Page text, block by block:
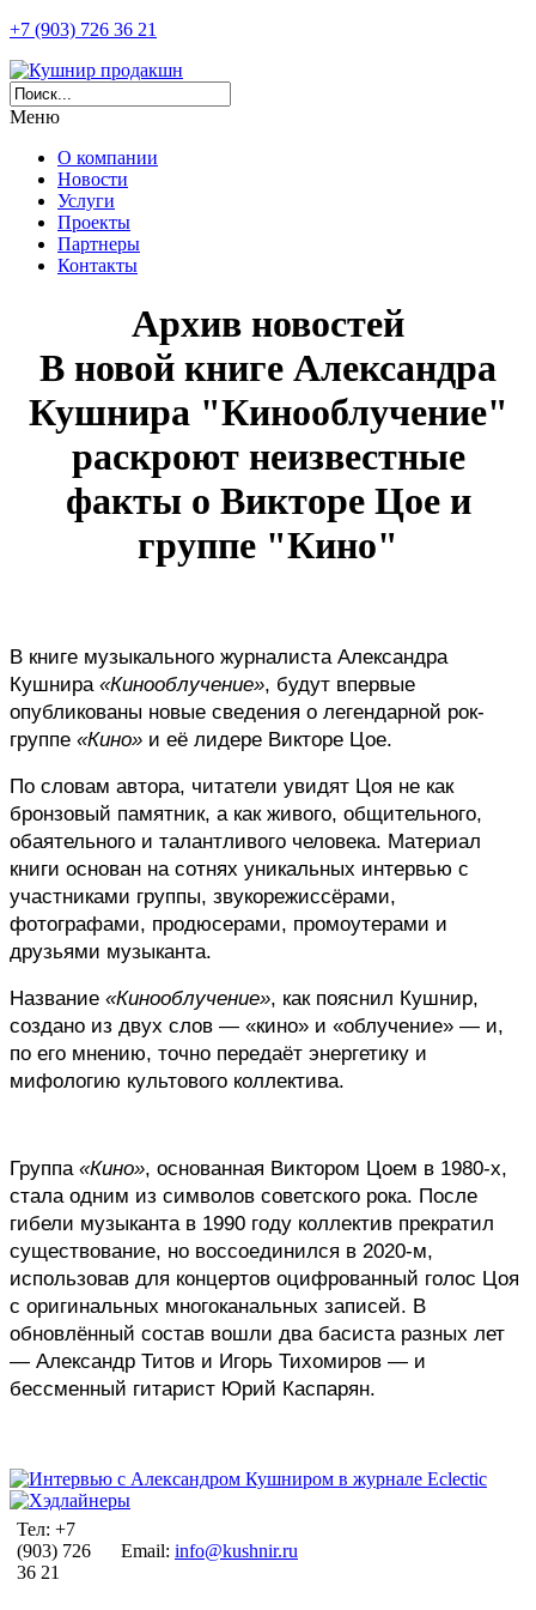
+7 (903) 726 36 21
Меню
О компании
Новости
Услуги
Проекты
Партнеры
Контакты
Архив новостей
В новой книге Александра
Кушнира "Кинооблучение"
раскроют неизвестные
факты о Викторе Цое и
группе "Кино"
В книге музыкального журналиста Александра
Кушнира «Кинооблучение», будут впервые
опубликованы новые сведения о легендарной рок-
группе «Кино» и её лидере Викторе Цое.
По словам автора, читатели увидят Цоя не как
бронзовый памятник, а как живого, общительного,
обаятельного и талантливого человека. Материал
книги основан на сотнях уникальных интервью с
участниками группы, звукорежиссёрами,
фотографами, продюсерами, промоутерами и
друзьями музыканта.
Название «Кинооблучение», как пояснил Кушнир,
создано из двух слов — «кино» и «облучение» — и,
по его мнению, точно передаёт энергетику и
мифологию культового коллектива.
Группа «Кино», основанная Виктором Цоем в 1980-х,
стала одним из символов советского рока. После
гибели музыканта в 1990 году коллектив прекратил
существование, но воссоединился в 2020-м,
использовав для концертов оцифрованный голос Цоя
с оригинальных многоканальных записей. В
обновлённый состав вошли два басиста разных лет
— Александр Титов и Игорь Тихомиров — и
бессменный гитарист Юрий Каспарян.
Тел: +7
(903) 726
36 21
Email: info@kushnir.ru